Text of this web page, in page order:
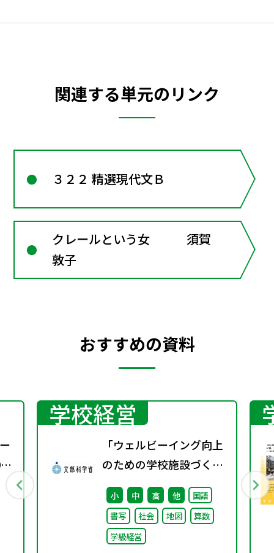
関連する単元のリンク
３２２ 精選現代文Ｂ
クレールという女 須賀
敦子
おすすめの資料
学校経営
「ウェルビーイング向上
のための学校施設づくり
のアイディア集」の公表
について
小 中 高 他
国語
書写
社会 地図
算数
学級経営